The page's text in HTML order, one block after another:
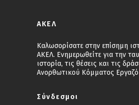
ΑΚΕΛ
Καλωσορίσατε στην επίσημη
ΑΚΕΛ. Ενημερωθείτε για την
ιστορία, τις θέσεις και τις
Ανορθωτικού Κόμματος
Σύνδεσμοι